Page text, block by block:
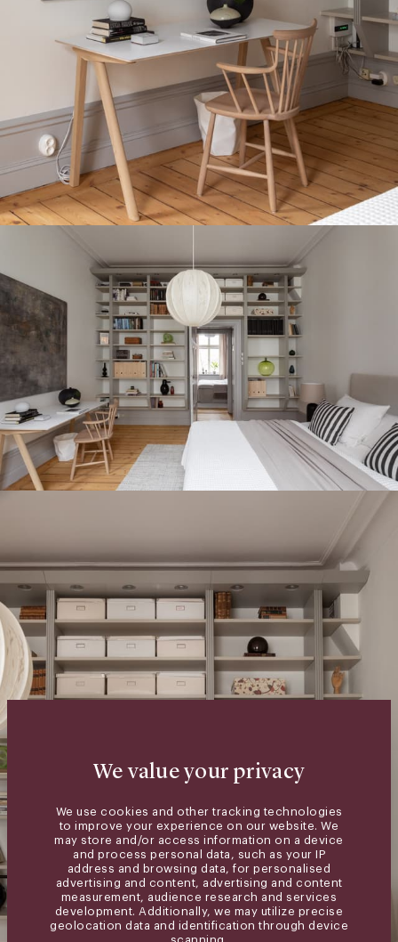
We value your privacy
We use cookies and other tracking technologies
to improve your experience on our website. We
may store and/or access information on a device
and process personal data, such as your IP
address and browsing data, for personalised
advertising and content, advertising and content
measurement, audience research and services
development. Additionally, we may utilize precise
geolocation data and identification through device